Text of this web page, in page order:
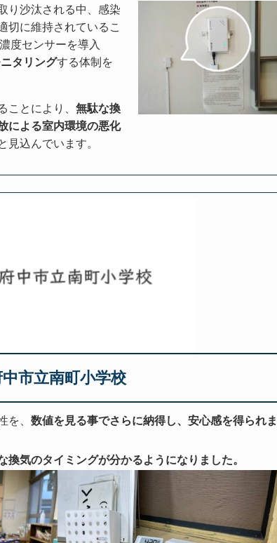
り沙汰される中、感染
切に維持されているこ
度センサーを導入
タリングする体制を
とにより、 無駄な換
による室内環境の悪化
見込んでいます。
市立南町小学校
、 数値を見る事でさらに納得し、安心感を得られま
気のタイミングが分かるようになりました。